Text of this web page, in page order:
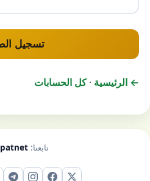
تسجيل
← الرئيسية ·كل الحسابات
تابعنا: